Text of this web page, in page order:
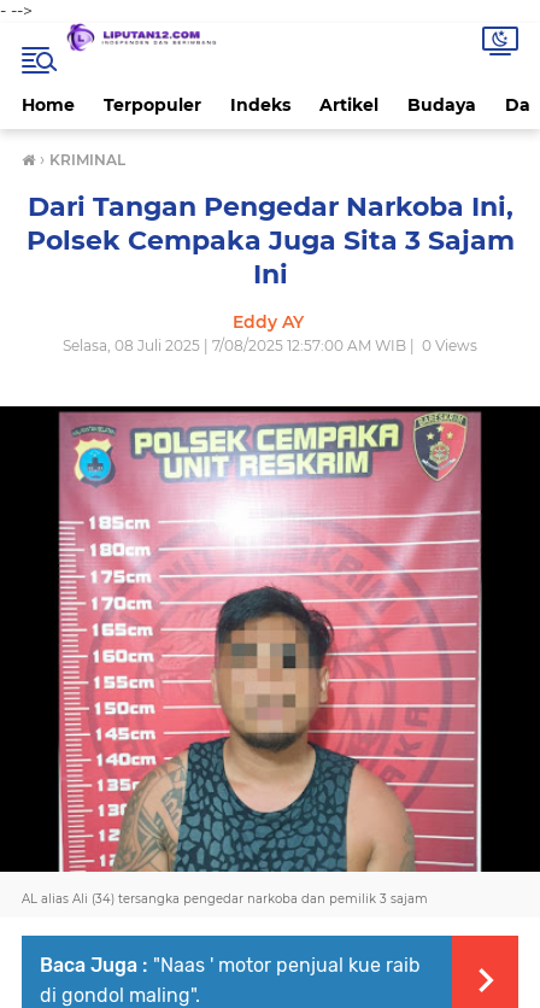
- -->
Home Terpopuler Indeks Artikel Budaya
› KRIMINAL
Dari Tangan Pengedar Narkoba Ini,
Polsek Cempaka Juga Sita 3 Sajam
Ini
Eddy AY
Selasa, 08 Juli 2025 | 7/08/2025 12:57:00 AM WIB | 0 Views
AL alias Ali (34) tersangka pengedar narkoba dan pemilik 3 sajam
Baca Juga : "Naas ' motor penjual kue raib
di gondol maling".